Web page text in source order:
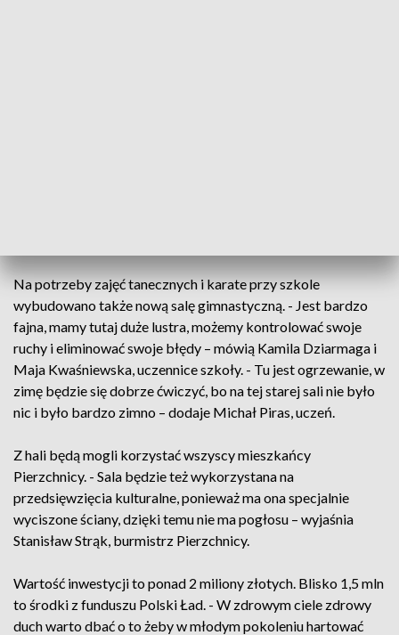
Na potrzeby zajęć tanecznych i karate przy szkole
wybudowano także nową salę gimnastyczną. - Jest bardzo
fajna, mamy tutaj duże lustra, możemy kontrolować swoje
ruchy i eliminować swoje błędy – mówią Kamila Dziarmaga i
Maja Kwaśniewska, uczennice szkoły. - Tu jest ogrzewanie, w
zimę będzie się dobrze ćwiczyć, bo na tej starej sali nie było
nic i było bardzo zimno – dodaje Michał Piras, uczeń.
Z hali będą mogli korzystać wszyscy mieszkańcy
Pierzchnicy. - Sala będzie też wykorzystana na
przedsięwzięcia kulturalne, ponieważ ma ona specjalnie
wyciszone ściany, dzięki temu nie ma pogłosu – wyjaśnia
Stanisław Strąk, burmistrz Pierzchnicy.
Wartość inwestycji to ponad 2 miliony złotych. Blisko 1,5 mln
to środki z funduszu Polski Ład. - W zdrowym ciele zdrowy
duch warto dbać o to żeby w młodym pokoleniu hartować